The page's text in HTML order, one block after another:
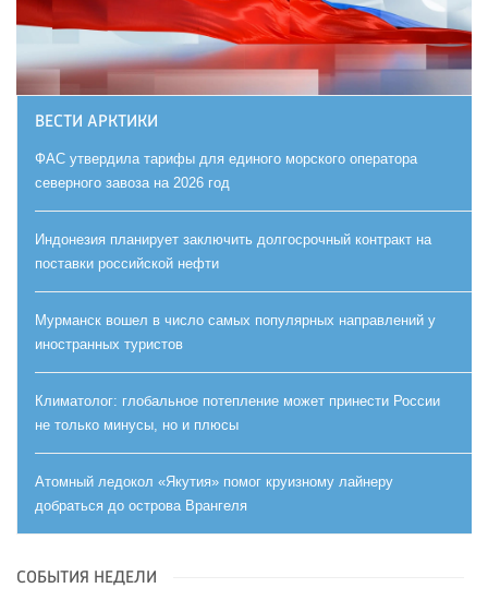
ВЕСТИ АРКТИКИ
ФАС утвердила тарифы для единого морского оператора
северного завоза на 2026 год
Индонезия планирует заключить долгосрочный контракт на
поставки российской нефти
Мурманск вошел в число самых популярных направлений у
иностранных туристов
Климатолог: глобальное потепление может принести России
не только минусы, но и плюсы
Атомный ледокол «Якутия» помог круизному лайнеру
добраться до острова Врангеля
СОБЫТИЯ НЕДЕЛИ